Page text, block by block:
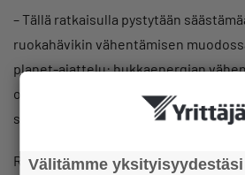
– Tällä ratkaisulla pystytään
ruokahävikin vähentämisen
planet-ajattelu: hukkaenergian
optimointia. Ihmispuolessa
sillä keittiöt ovat haastavia
Ratkaisun vastaanotto on ollut
Välitämme yksityisyydestäsi